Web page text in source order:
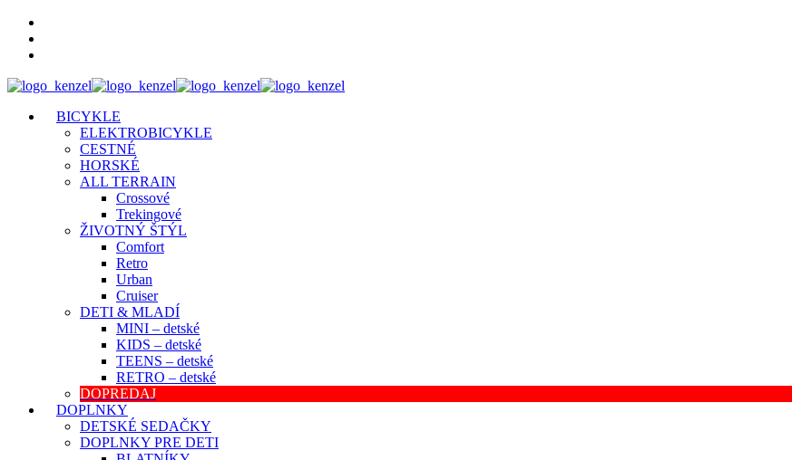
BICYKLE
ELEKTROBICYKLE
CESTNÉ
HORSKÉ
ALL TERRAIN
Crossové
Trekingové
ŽIVOTNÝ ŠTÝL
Comfort
Retro
Urban
Cruiser
DETI & MLADÍ
MINI – detské
KIDS – detské
TEENS – detské
RETRO – detské
DOPREDAJ
DOPLNKY
DETSKÉ SEDAČKY
DOPLNKY PRE DETI